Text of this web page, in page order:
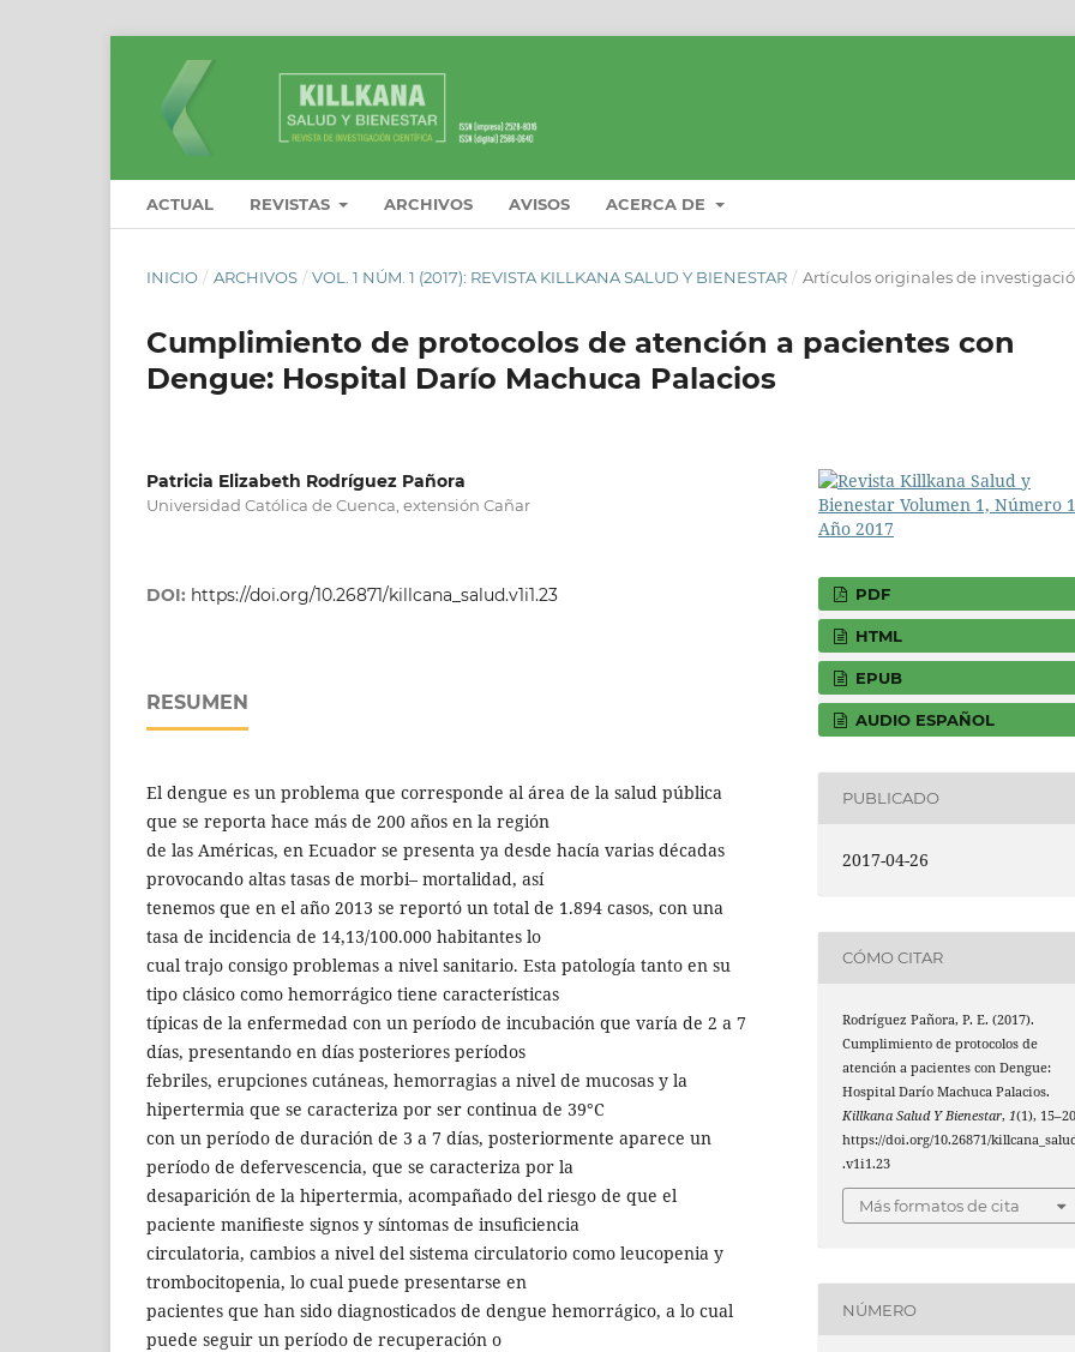
ACTUAL REVISTAS ARCHIVOS AVISOS ACERCA DE
INICIO / ARCHIVOS / VOL. 1 NÚM. 1 (2017): REVISTA KILLKANA SALUD Y BIENESTAR / Artículos originales de
Cumplimiento de protocolos de atención a pacientes con
Dengue: Hospital Darío Machuca Palacios
Patricia Elizabeth Rodríguez Pañora
Universidad Católica de Cuenca, extensión Cañar
DOI: https://doi.org/10.26871/killcana_salud.v1i1.23
RESUMEN
El dengue es un problema que corresponde al área de la salud pública
que se reporta hace más de 200 años en la región
de las Américas, en Ecuador se presenta ya desde hacía varias décadas
provocando altas tasas de morbi– mortalidad, así
tenemos que en el año 2013 se reportó un total de 1.894 casos, con una
tasa de incidencia de 14,13/100.000 habitantes lo
cual trajo consigo problemas a nivel sanitario. Esta patología tanto en su
tipo clásico como hemorrágico tiene características
típicas de la enfermedad con un período de incubación que varía de 2 a 7
días, presentando en días posteriores períodos
febriles, erupciones cutáneas, hemorragias a nivel de mucosas y la
hipertermia que se caracteriza por ser continua de 39°C
con un período de duración de 3 a 7 días, posteriormente aparece un
período de defervescencia, que se caracteriza por la
desaparición de la hipertermia, acompañado del riesgo de que el
paciente maniﬁeste signos y síntomas de insuﬁciencia
circulatoria, cambios a nivel del sistema circulatorio como leucopenia y
trombocitopenia, lo cual puede presentarse en
pacientes que han sido diagnosticados de dengue hemorrágico, a lo cual
puede seguir un período de recuperación o
PDF
HTML
EPUB
AUDIO ESPAÑOL
PUBLICADO
2017-04-26
CÓMO CITAR
Rodríguez Pañora, P. E. (2017).
Cumplimiento de protocolos de
atención a pacientes con Dengue:
Hospital Darío Machuca Palacios.
Killkana Salud Y Bienestar,1(1),
https://doi.org/10.26871/
.v1i1.23
Más formatos de cita
NÚMERO